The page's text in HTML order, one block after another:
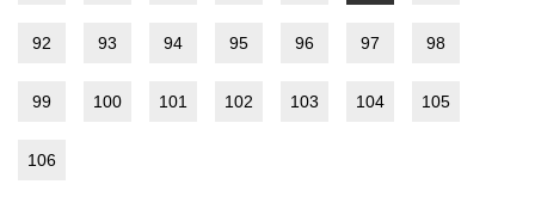
92 93 94 95 96 97 98
99 100 101 102 103 104 105
106